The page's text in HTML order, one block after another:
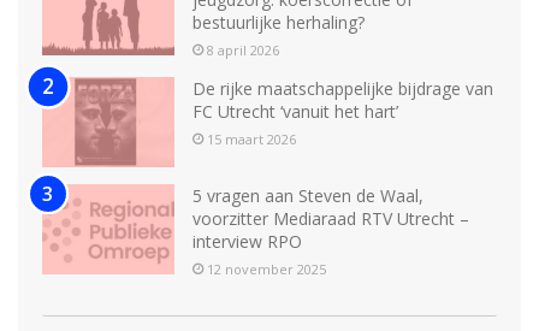
bestuurlijke herhaling?
8 april 2026
De rijke maatschappelijke bijdrage van
FC Utrecht ‘vanuit het hart’
15 maart 2026
5 vragen aan Steven de Waal,
voorzitter Mediaraad RTV Utrecht –
interview RPO
12 november 2025